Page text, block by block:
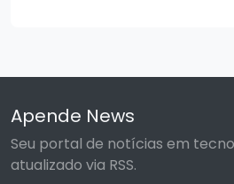
Apende News
Seu portal de notícias em
atualizado via RSS.